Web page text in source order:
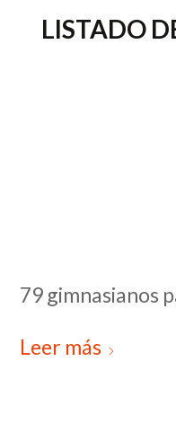
LISTADO
79 gimnasianos
Leer más